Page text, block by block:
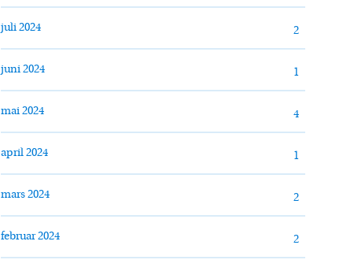
juli 2024 2
juni 2024 1
mai 2024 4
april 2024 1
mars 2024 2
februar 2024 2